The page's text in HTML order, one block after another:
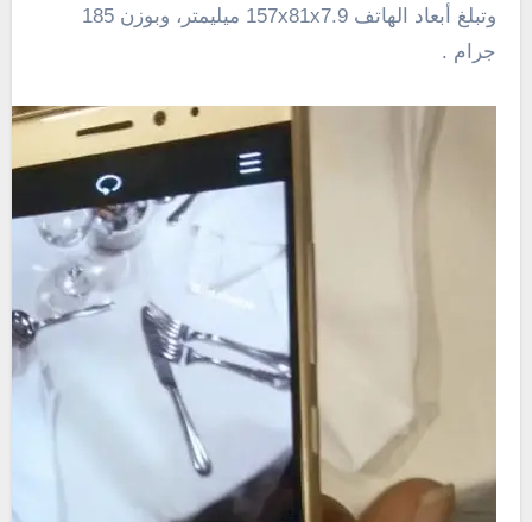
وتبلغ أبعاد الهاتف 157x81x7.9 ميليمتر، وبوزن 185
جرام .